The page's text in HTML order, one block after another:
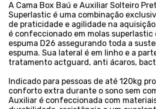
A Cama Box Baú e Auxiliar Solteiro
Superlastic é uma combinação
de praticidade e agilidade na
é confeccionado em molas
espuma D26 assegurando toda a
espuma. Sua lateral é em linho e a
tratamento actguard, anti ácaros,
Indicado para pessoas de até 120kg
conforto extra durante o sono sem
Auxiliar é confeccionada com